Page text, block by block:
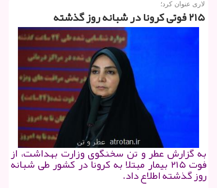
لاری عنوان كرد؛
۲۱۵ فوتی كرونا در شبانه روز گذشته
به گزارش عطر و تن سخنگوی وزارت بهداشت، از
فوت ۲۱۵ بیمار مبتلا به كرونا در كشور طی شبانه
روز گذشته اطلاع داد.